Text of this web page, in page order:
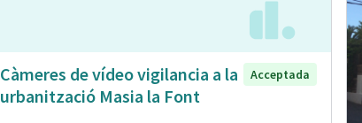
Càmeres de vídeo vigilancia a la
urbanització Masia la Font
Acceptada